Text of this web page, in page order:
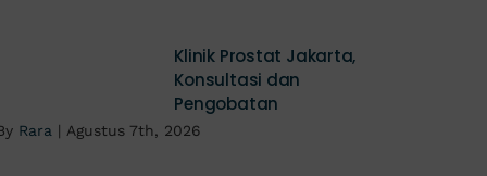
Klinik Prostat Jakarta,
Konsultasi dan
Pengobatan
Rara | Agustus 7th, 2026